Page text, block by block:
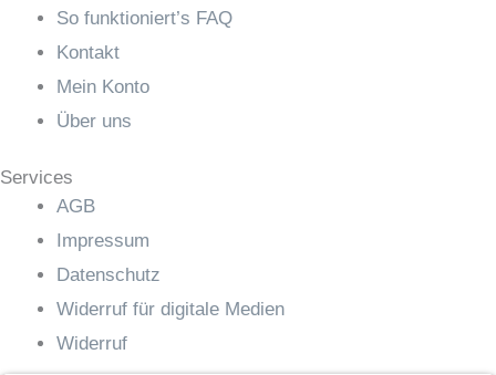
So funktioniert’s FAQ
Kontakt
Mein Konto
Über uns
Services
AGB
Impressum
Datenschutz
Widerruf für digitale Medien
Widerruf